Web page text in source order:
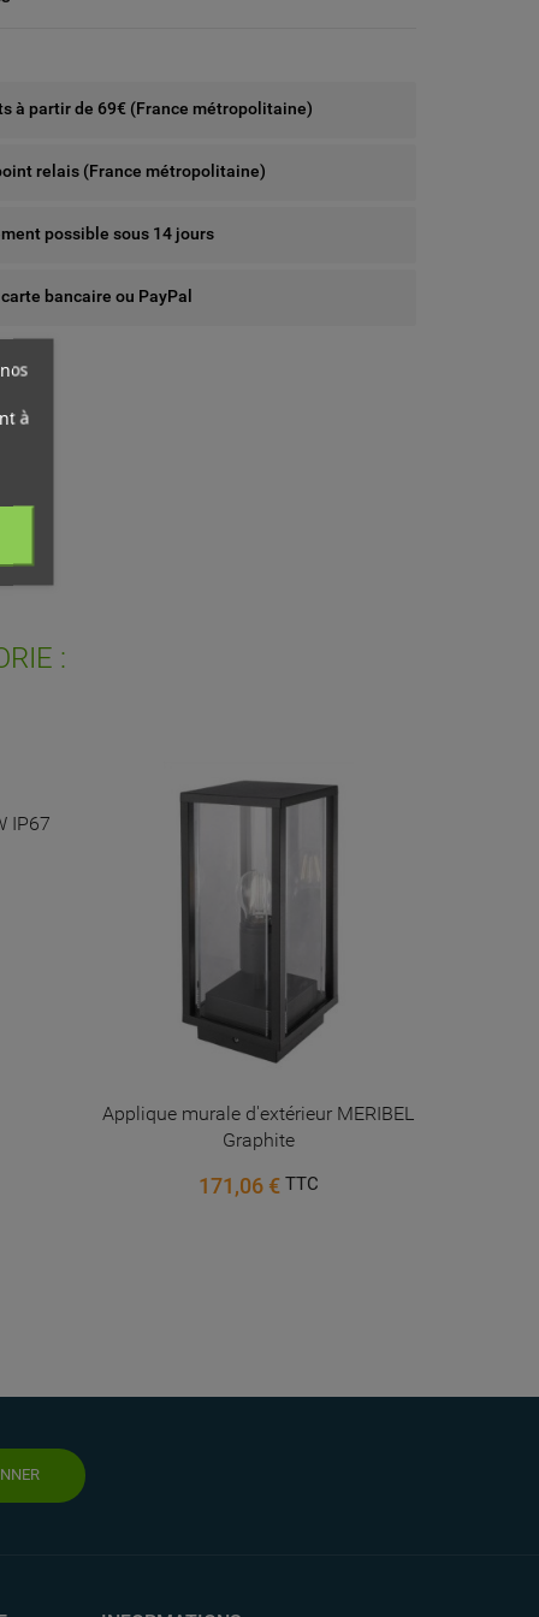
à partir de 69€ (France métropolitaine)
relais (France métropolitaine)
possible sous 14 jours
bancaire ou PayPal
:
IP67
Applique murale d'extérieur MERIBEL
Graphite
171,06 € TTC
à